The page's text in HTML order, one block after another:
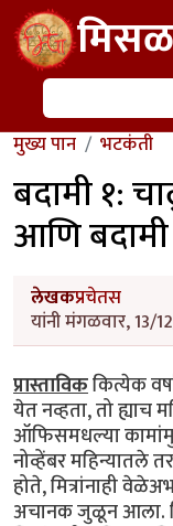
Skip to main content
शोध
मुख्य पान भटकंती
बदामी १:
आणि
लेखकप्रचेतस
यांनी मंगळवार, 13/
प्रास्ताविककित्येक
येत नव्हता, तो
ऑफिसमधल्या
नोव्हेंबर महिन्यातले
होते, मित्रांनाही
अचानक जुळून आला.